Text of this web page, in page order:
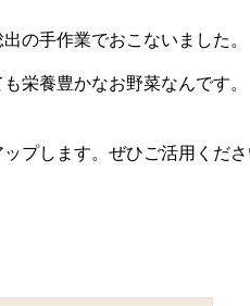
の手作業でおこないました。
栄養豊かなお野菜なんです
プします。ぜひご活用くださ